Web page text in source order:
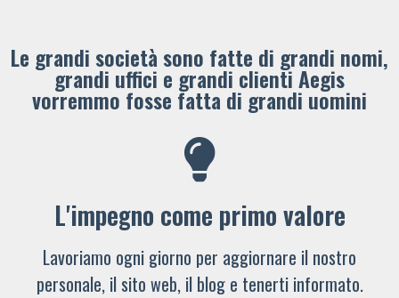
Le grandi società sono fatte di grandi nomi,
grandi uffici e grandi clienti ​Aegis
vorremmo fosse fatta di grandi uomini
L'impegno come primo valore
Lavoriamo ogni giorno per aggiornare il nostro
personale, il sito web, il blog e tenerti informato.